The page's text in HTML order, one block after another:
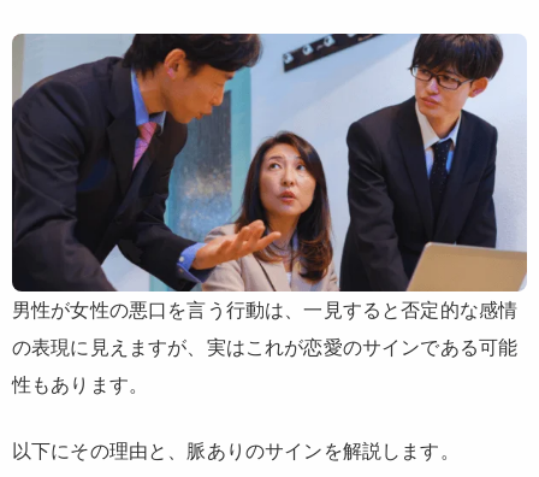
男性が女性の悪口を言う行動は、一見すると否定的な感情
の表現に見えますが、実はこれが恋愛のサインである可能
性もあります。
以下にその理由と、脈ありのサインを解説します。